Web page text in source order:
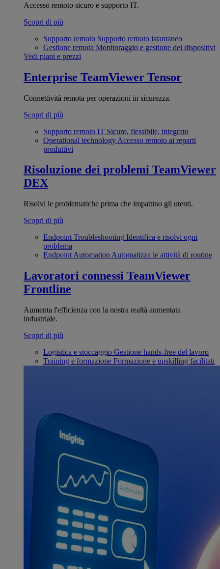
Accesso remoto sicuro e supporto IT.
Scopri di più
Supporto remoto Supporto remoto istantaneo
Gestione remota Monitoraggio e gestione dei dispositivi
Vedi piani e prezzi
Enterprise TeamViewer Tensor
Connettività remota per operazioni in sicurezza.
Scopri di più
Supporto remoto IT Sicuro, flessibile, integrato
Operational technology Accesso remoto ai reparti
produttivi
Risoluzione dei problemi TeamViewer
DEX
Risolvi le problematiche prima che impattino gli utenti.
Scopri di più
Endpoint Troubleshooting Identifica e risolvi ogni
problema
Endpoint Automation Automatizza le attività di routine
Lavoratori connessi TeamViewer
Frontline
Aumenta l'efficienza con la nostra realtà aumentata
industriale.
Scopri di più
Logistica e stoccaggio Gestione hands-free del lavoro
Training e formazione Formazione e upskilling facilitati